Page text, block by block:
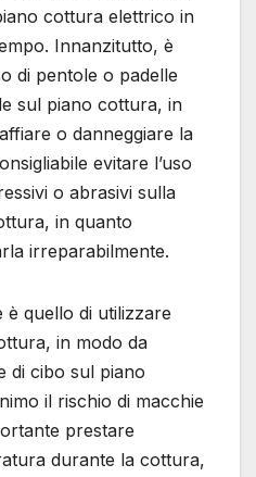
cottura elettrico in
Innanzitutto, è
di pentole o padelle
sul piano cottura, in
o danneggiare la
evitare l’uso
o abrasivi sulla
in quanto
irreparabilmente.
quello di utilizzare
in modo da
di cibo sul piano
il rischio di macchie
prestare
durante la cottura,